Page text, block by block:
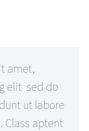
amet,
elit sed do
ut labore
Class aptent